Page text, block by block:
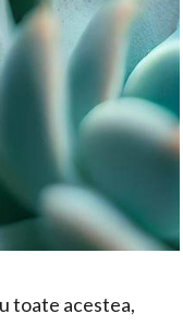
toate acestea,